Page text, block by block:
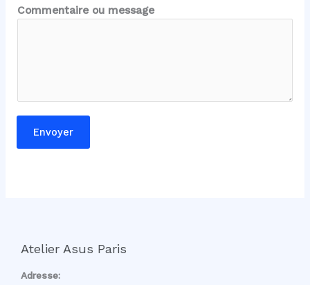
m
e
Commentaire ou message
Envoyer
Atelier Asus Paris
Adresse: